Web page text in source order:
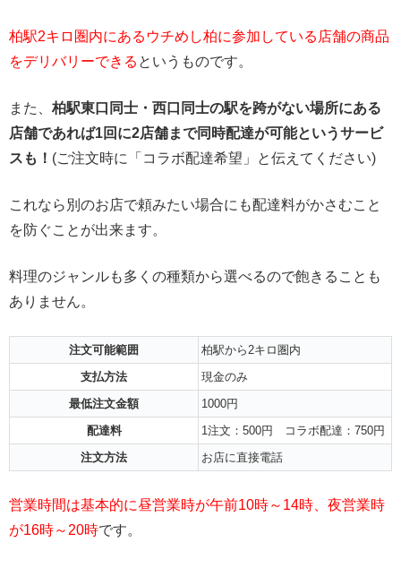
柏駅2キロ圏内にあるウチめし柏に参加している店舗の商品
をデリバリーできる というものです。
また、 柏駅東口同士・西口同士の駅を跨がない場所にある
店舗であれば1回に2店舗まで同時配達が可能というサービ
スも！ (ご注文時に「コラボ配達希望」と伝えてください)
これなら別のお店で頼みたい場合にも配達料がかさむこと
を防ぐことが出来ます。
料理のジャンルも多くの種類から選べるので飽きることも
ありません。
注文可能範囲
柏駅から2キロ圏内
支払方法
現金のみ
最低注文金額
1000円
配達料
1注文：500円 コラボ配達：750円
注文方法
お店に直接電話
営業時間は基本的に昼営業時が午前10時～14時、夜営業時
が16時～20時です。